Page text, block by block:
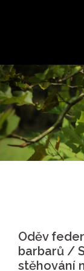
Oděv
barbarů /
stěhování